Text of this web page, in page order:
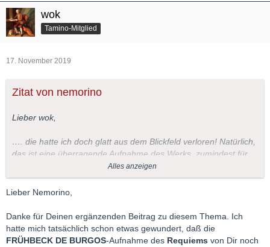
wok
Tamino-Mitglied
17. November 2019
Zitat von nemorino
Lieber wok,
…. die hatte ich doch glatt aus dem Blickfeld verloren! Natürlich,
das ist eine überragende Aufnahme des Werks, zumindest für
Nicht-HIP-Freunde! Ich besaß sie bereits als LP und habe sie
vor einigen Jahren in dieser Ausführung auf CD neu gekauft:
Alles anzeigen
Lieber Nemorino,
Danke für Deinen ergänzenden Beitrag zu diesem Thema. Ich
hatte mich tatsächlich schon etwas gewundert, daß die
FRÜHBECK DE BURGOS-Aufnahme des Requiems von Dir noch